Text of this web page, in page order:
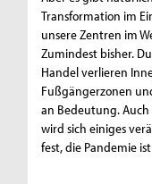
Transformation im
unsere Zentren im
Zumindest bisher.
Handel verlieren
Fußgängerzonen
an Bedeutung.
wird sich einiges
fest, die Pandemie